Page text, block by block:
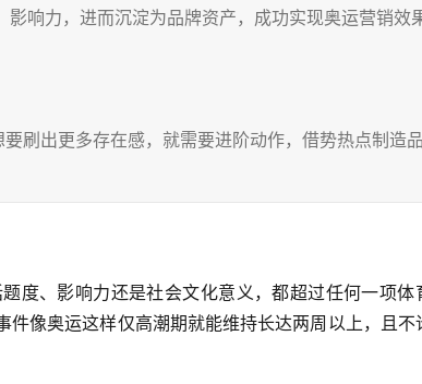
响力，进而沉淀为品牌资产，成功实现奥运营销效
刷出更多存在感，就需要进阶动作，借势热点制造品
度、影响力还是社会文化意义，都超过任何一项体
像奥运这样仅高潮期就能维持长达两周以上，且不